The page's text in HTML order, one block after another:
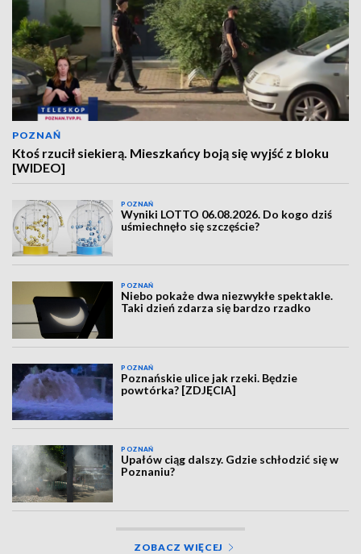
POZNAŃ
Ktoś rzucił siekierą. Mieszkańcy boją się wyjść z bloku
[WIDEO]
POZNAŃ
Wyniki LOTTO 06.08.2026. Do kogo dziś
uśmiechnęło się szczęście?
POZNAŃ
Niebo pokaże dwa niezwykłe spektakle.
Taki dzień zdarza się bardzo rzadko
POZNAŃ
Poznańskie ulice jak rzeki. Będzie
powtórka? [ZDJĘCIA]
POZNAŃ
Upałów ciąg dalszy. Gdzie schłodzić się w
Poznaniu?
ZOBACZ WIĘCEJ